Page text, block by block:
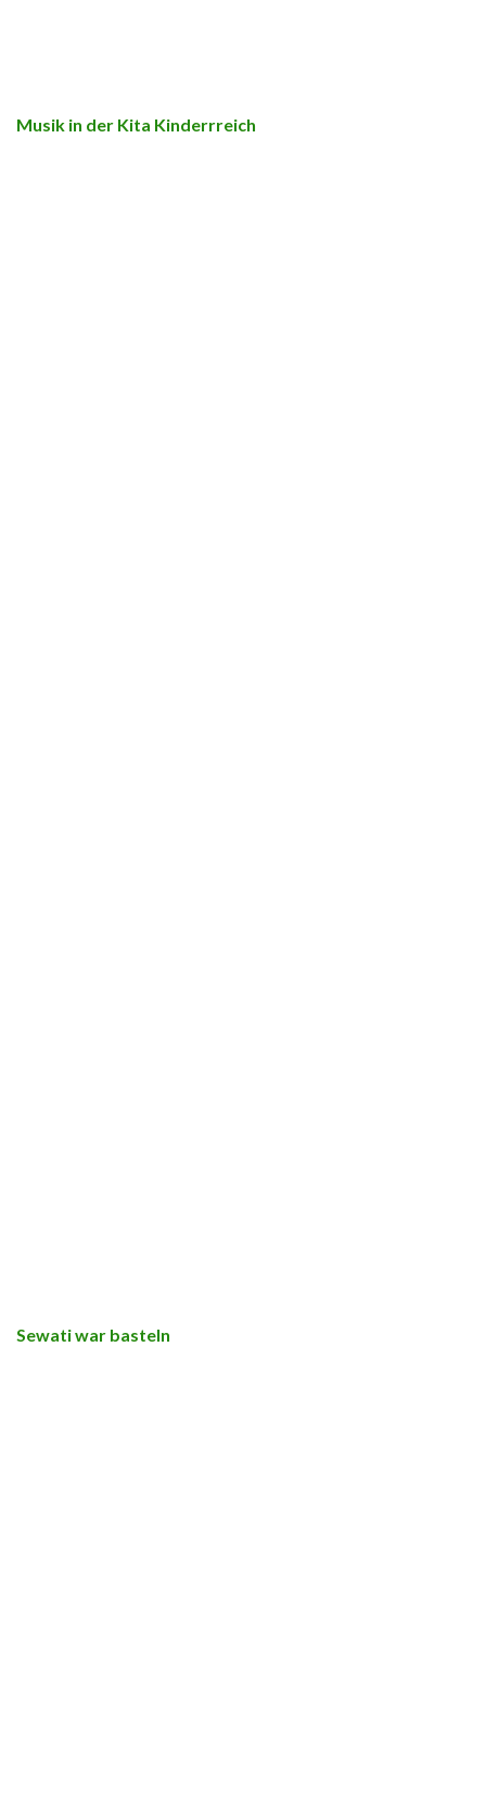
Musik in der Kita Kinderrreich
Sewati war basteln